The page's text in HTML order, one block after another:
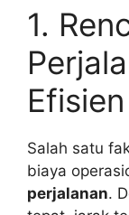
1.
Efisien
Salah satu
biaya
perjalanan.